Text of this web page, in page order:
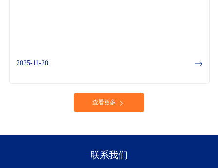
2025-11-20
查看更多
联系我们